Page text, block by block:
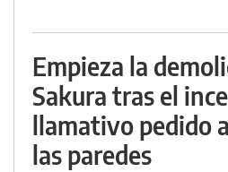
Empieza la
Sakura tras el
llamativo pedido
las paredes